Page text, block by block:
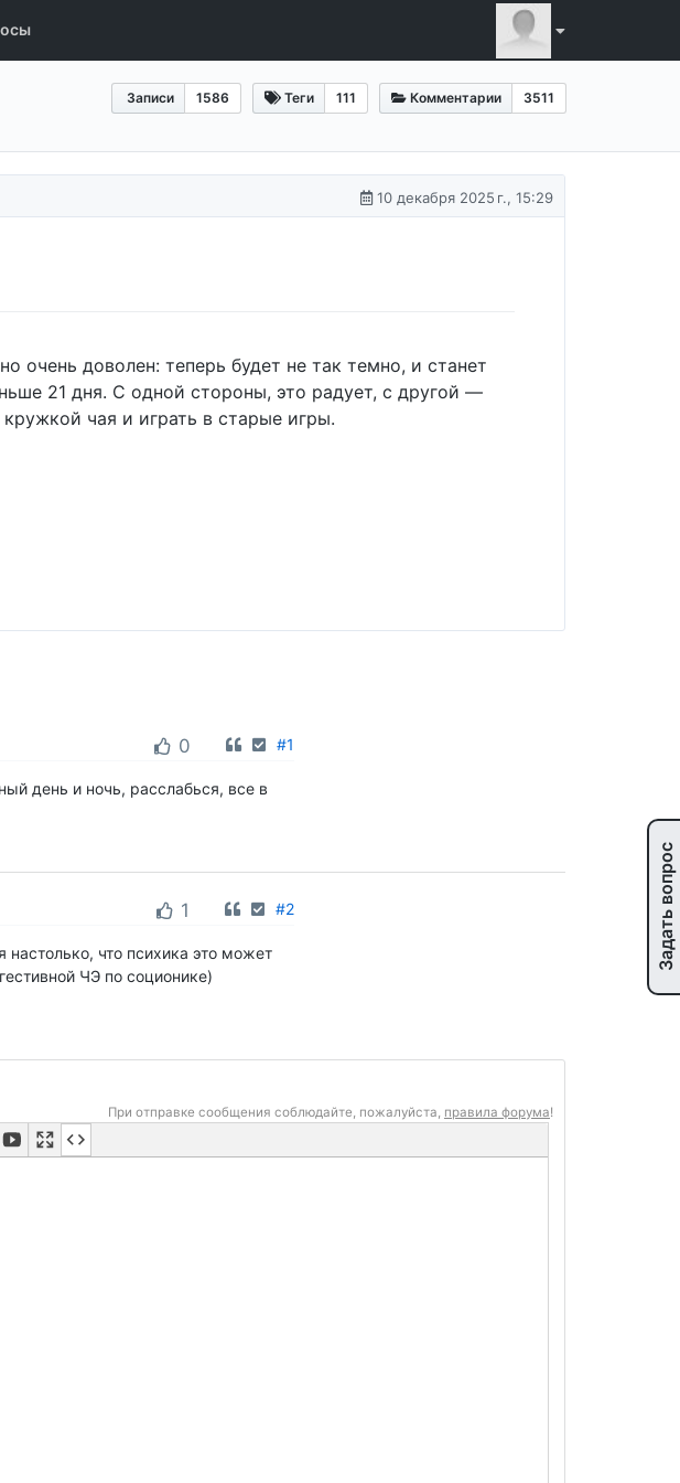
Записи 1586 Теги 111 Комментарии 3511
10 декабря 2025 г., 15:29
очень доволен: теперь будет не так темно, и станет
21 дня. С одной стороны, это радует, с другой —
чая и играть в старые игры.
0 #1
день и ночь, расслабься, все в
1 #2
что психика это может
ЧЭ по соционике)
При отправке сообщения соблюдайте, пожалуйста, правила форума!
Задать вопрос